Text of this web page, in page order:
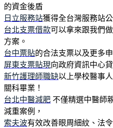
的資金後盾
日立服務站獲得全台灣服務站
台北支票借款可以拿來跟我們
方案。
台中票貼的合法支票以及更多
屏東支票貼現向政府資訊中心
新竹護理師職缺以上學校醫事
關科畢業！
台北中醫減肥 不僅精選中醫師
減重案例，
索夫波有效改善眼周細紋、法